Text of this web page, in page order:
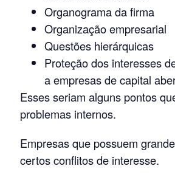
Organograma da firma
Organização empresarial
Questões hierárquicas
Proteção dos interesses
a empresas de capital
Esses seriam alguns pontos
problemas internos.
Empresas que possuem
certos conflitos de interesse.